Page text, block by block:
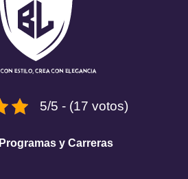
5/5 - (17 votos)
Programas y Carreras